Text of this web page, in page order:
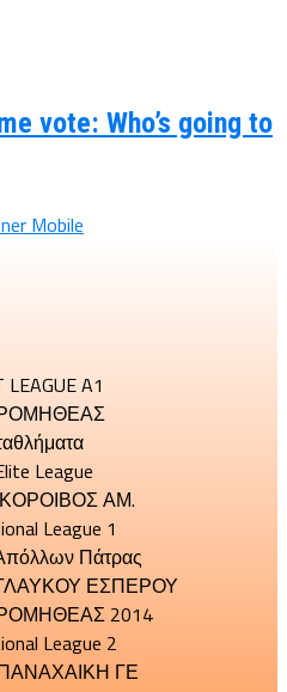
vote: Who’s going to
LEAGUE A1
League
ΚΟΡΟΙΒΟΣ ΑΜ.
League 1
Πάτρας
ΕΣΠΕΡΟΥ
2014
League 2
ΓΕ